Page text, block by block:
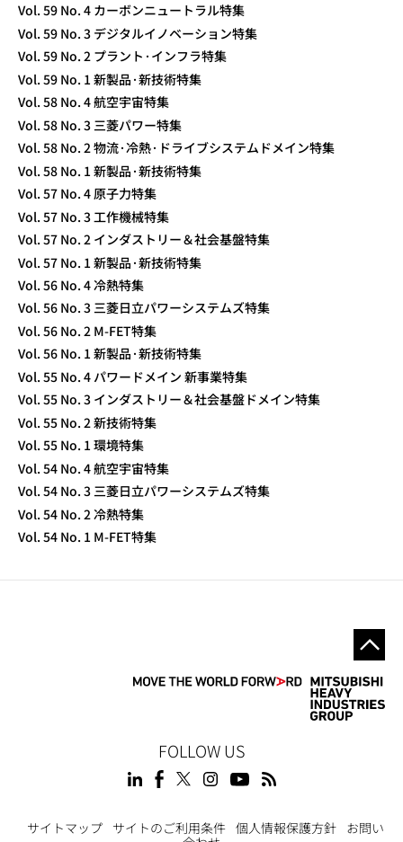
Vol. 59 No. 4 カーボンニュートラル特集
Vol. 59 No. 3 デジタルイノベーション特集
Vol. 59 No. 2 プラント·インフラ特集
Vol. 59 No. 1 新製品·新技術特集
Vol. 58 No. 4 航空宇宙特集
Vol. 58 No. 3 三菱パワー特集
Vol. 58 No. 2 物流·冷熱·ドライブシステムドメイン特集
Vol. 58 No. 1 新製品·新技術特集
Vol. 57 No. 4 原子力特集
Vol. 57 No. 3 工作機械特集
Vol. 57 No. 2 インダストリー＆社会基盤特集
Vol. 57 No. 1 新製品·新技術特集
Vol. 56 No. 4 冷熱特集
Vol. 56 No. 3 三菱日立パワーシステムズ特集
Vol. 56 No. 2 M-FET特集
Vol. 56 No. 1 新製品·新技術特集
Vol. 55 No. 4 パワードメイン 新事業特集
Vol. 55 No. 3 インダストリー＆社会基盤ドメイン特集
Vol. 55 No. 2 新技術特集
Vol. 55 No. 1 環境特集
Vol. 54 No. 4 航空宇宙特集
Vol. 54 No. 3 三菱日立パワーシステムズ特集
Vol. 54 No. 2 冷熱特集
Vol. 54 No. 1 M-FET特集
FOLLOW US
サイトマップ サイトのご利用条件 個人情報保護方針
お問い